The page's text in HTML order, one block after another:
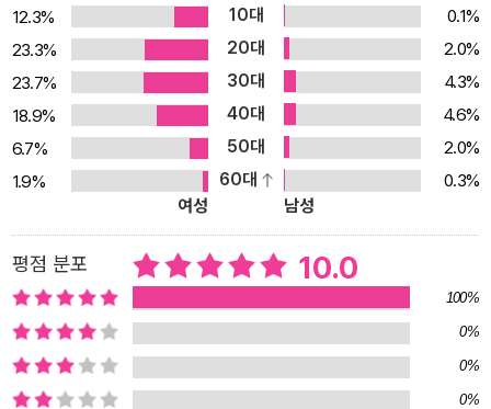
12.3% 10대
0.1%
23.3%
20대
2.0%
23.7%
30대
4.3%
18.9%
40대
4.6%
6.7%
50대
2.0%
1.9%
60대
0.3%
여성
남성
평점 분포 10.0
100%
0%
0%
0%